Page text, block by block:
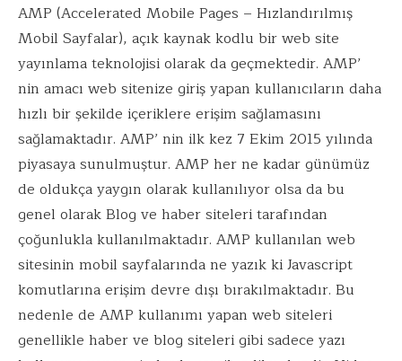
AMP (Accelerated Mobile Pages – Hızlandırılmış
Mobil Sayfalar), açık kaynak kodlu bir web site
yayınlama teknolojisi olarak da geçmektedir. AMP’
nin amacı web sitenize giriş yapan kullanıcıların daha
hızlı bir şekilde içeriklere erişim sağlamasını
sağlamaktadır. AMP’ nin ilk kez 7 Ekim 2015 yılında
piyasaya sunulmuştur. AMP her ne kadar günümüz
de oldukça yaygın olarak kullanılıyor olsa da bu
genel olarak Blog ve haber siteleri tarafından
çoğunlukla kullanılmaktadır. AMP kullanılan web
sitesinin mobil sayfalarında ne yazık ki Javascript
komutlarına erişim devre dışı bırakılmaktadır. Bu
nedenle de AMP kullanımı yapan web siteleri
genellikle haber ve blog siteleri gibi sadece yazı